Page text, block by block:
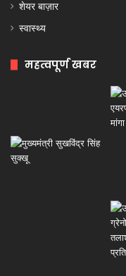
शेयर बाज़ार
स्वास्थ्य
महत्वपूर्ण खबर